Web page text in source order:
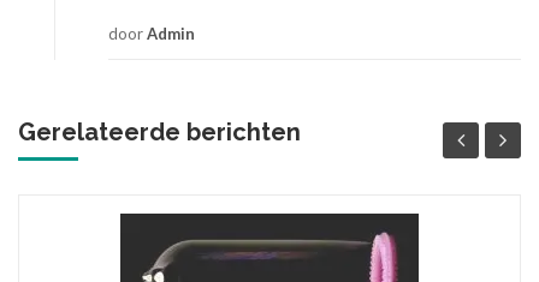
doorAdmin
Gerelateerde berichten